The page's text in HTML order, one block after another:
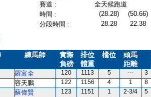
賽道 :
全天候跑道
時間 : (28.28) (50.66)
分段時間 :
28.28 22.38
練馬師
實際
負磅
排位
體重
檔位
頭馬
距離
羅富全 120 1113 5 --- 3
容天鵬 122 1156 4 1 8
蘇偉賢 123 1151 1 2-3/4 5